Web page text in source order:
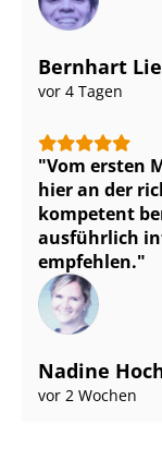
Bernhart
vor 4 Tagen
Vom ersten
hier an der
kompetent
ausführlich
empfehlen.
Nadine
vor 2 Wochen